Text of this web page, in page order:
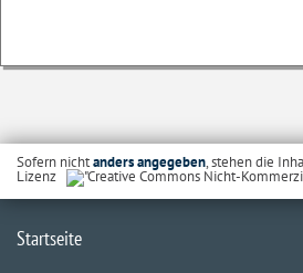
Sofern nichtanders angegeben, stehen die
Lizenz
Startseite